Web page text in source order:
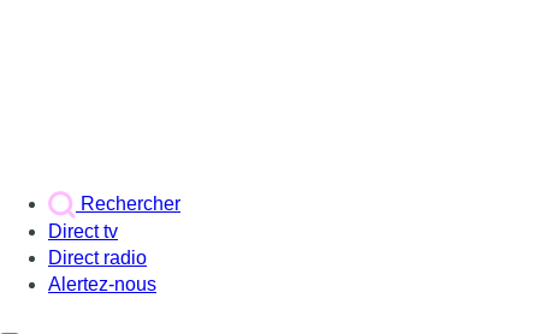
Rechercher
Direct tv
Direct radio
Alertez-nous